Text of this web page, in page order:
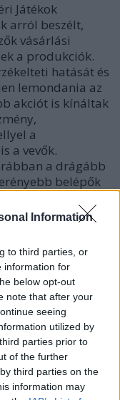
Information
to third parties, or
information for
below opt-out
note that after your
seeing
utilized by
parties prior to
of the further
third parties on the
information may
Játékok
arról beszélt,
vásárlási
a produkciók.
hatását és
lemondania az
akciót is kínáltak
a
a vevők.
a drágább
belépők
nagyon
Miska és a Jekyll
Bátyai